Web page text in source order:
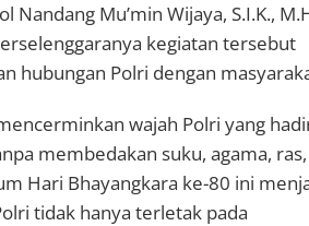
Nandang Mu’min Wijaya, S.I.K.,
kegiatan tersebut
hubungan Polri dengan
wajah Polri yang
membedakan suku, agama, ras,
Hari Bhayangkara ke-80 ini
tidak hanya terletak pada